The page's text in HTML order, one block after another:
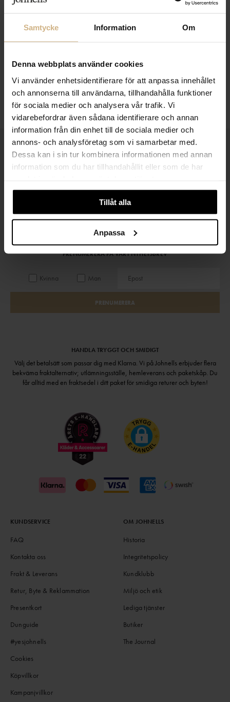
Samtycke Information Om
Denna webbplats använder cookies
Vi använder enhetsidentifierare för att anpassa innehållet
och annonserna till användarna, tillhandahålla funktioner
för sociala medier och analysera vår trafik. Vi
vidarebefordrar även sådana identifierare och annan
information från din enhet till de sociala medier och
annons- och analysföretag som vi samarbetar med.
Dessa kan i sin tur kombinera informationen med annan
information som du har tillhandahållit eller som de har
Tillåt alla
Anpassa
1-3 VARDAGARS LEVERANS
FRI FRAKT FRÅN 999 KR
SAMLA BONUS I KUNDKLUBBEN
PRENUMERERA PÅ VÅRT NYHETSBREV
Kvinna Man
PRENUMERERA
HANDLA TRYGGT OCH SMIDIGT
Välj det betalsätt som passar dig med Klarna. Vi på Johnells erbjuder flera
bekväma fraktalternativ; utlämningsställe, hemleverans och paketskåp. Du
får alltid med en fraktsedel i ditt paket för smidiga returer och byten!
KUNDSERVICE
FAQ
Kontakta oss
Frakt & Leverans
Retur, Byte & Reklammation
Presentkort
Dunguide
#yesjohnells
Cookies
Köpvillkor
Kampanjvillkor
OM JOHNELLS
Historia
Integritetspolicy
Kundklubb
Miljö och etik
Lediga tjänster
Butiker
The Journal